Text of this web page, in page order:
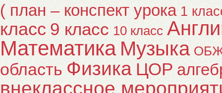
( план – конспект урока 1
класс 9 класс 10 класс
Математика Музыка
область Физика ЦОР
внеклассное